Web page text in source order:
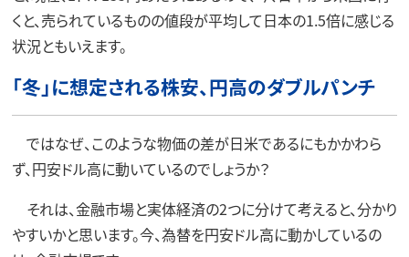
くと、売られているものの値段が平均して日本の1.5倍に感じる
状況ともいえます。
「冬」に想定される株安、円高のダブルパンチ
ではなぜ、このような物価の差が日米であるにもかかわら
ず、円安ドル高に動いているのでしょうか？
それは、金融市場と実体経済の2つに分けて考えると、分かり
やすいかと思います。今、為替を円安ドル高に動かしているの